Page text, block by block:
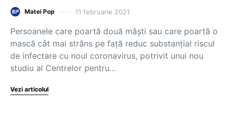
Matei Pop 11 februarie 2021
Persoanele care poartă două măști sau care poartă o
mască cât mai strâns pe față reduc substanțial riscul
de infectare cu noul coronavirus, potrivit unui nou
studiu al Centrelor pentru…
Vezi articolul